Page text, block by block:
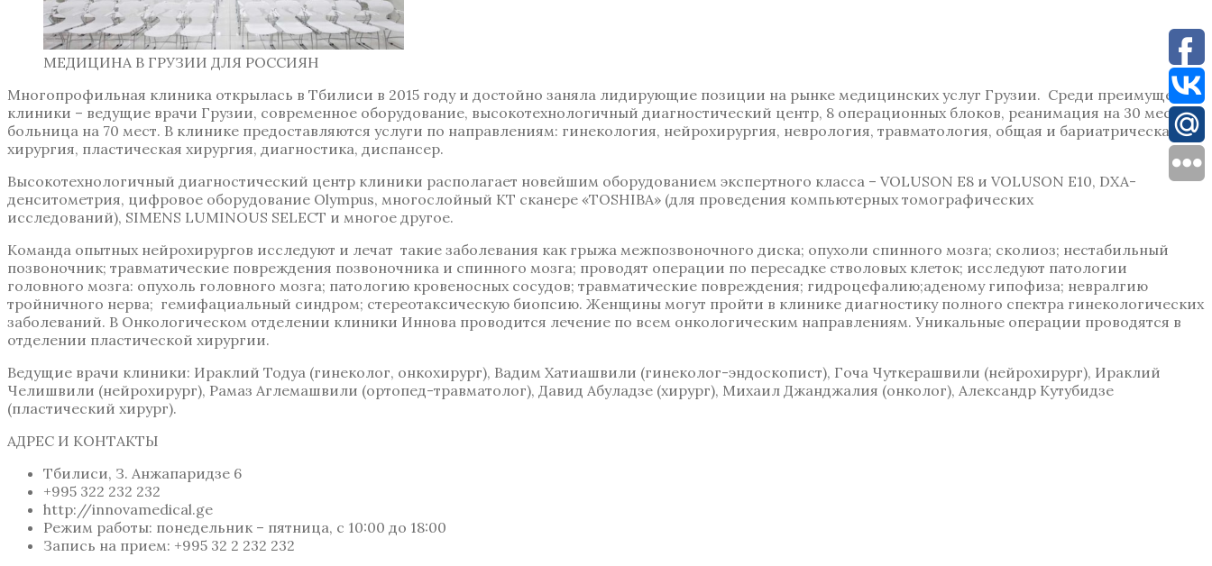
МЕДИЦИНА В ГРУЗИИ ДЛЯ РОССИЯН
Многопрофильная клиника открылась в Тбилиси в 2015 году и достойно заняла лидирующие позиции на рынке медицинских услуг Грузии. Среди преимуществ
клиники – ведущие врачи Грузии, современное оборудование, высокотехнологичный диагностический центр, 8 операционных блоков, реанимация на 30 мест,
больница на 70 мест. В клинике предоставляются услуги по направлениям: гинекология, нейрохирургия, неврология, травматология, общая и бариатрическая
хирургия, пластическая хирургия, диагностика, диспансер.
Высокотехнологичный диагностический центр клиники располагает новейшим оборудованием экспертного класса – VOLUSON E8 и VOLUSON E10, DXA-
денситометрия, цифровое оборудование Olympus, многослойный КТ сканере «TOSHIBA» (для проведения компьютерных томографических
исследований), SIMENS LUMINOUS SELECT и многое другое.
Команда опытных нейрохирургов исследуют и лечат такие заболевания как грыжа межпозвоночного диска; опухоли спинного мозга; сколиоз; нестабильный
позвоночник; травматические повреждения позвоночника и спинного мозга; проводят операции по пересадке стволовых клеток; исследуют патологии
головного мозга: опухоль головного мозга; патологию кровеносных сосудов; травматические повреждения; гидроцефалию;аденому гипофиза; невралгию
тройничного нерва; гемифациальный синдром; стереотаксическую биопсию. Женщины могут пройти в клинике диагностику полного спектра гинекологических
заболеваний. В Онкологическом отделении клиники Иннова проводится лечение по всем онкологическим направлениям. Уникальные операции проводятся в
отделении пластической хирургии.
Ведущие врачи клиники: Ираклий Тодуа (гинеколог, онкохирург), Вадим Хатиашвили (гинеколог-эндоскопист), Гоча Чуткерашвили (нейрохирург), Ираклий
Челишвили (нейрохирург), Рамаз Аглемашвили (ортопед-травматолог), Давид Абуладзе (хирург), Михаил Джанджалия (онколог), Александр Кутубидзе
(пластический хирург).
АДРЕС И КОНТАКТЫ
Тбилиси, З. Анжапаридзе 6
+995 322 232 232
http://innovamedical.ge
Режим работы: понедельник – пятница, с 10:00 до 18:00
Запись на прием: +995 32 2 232 232